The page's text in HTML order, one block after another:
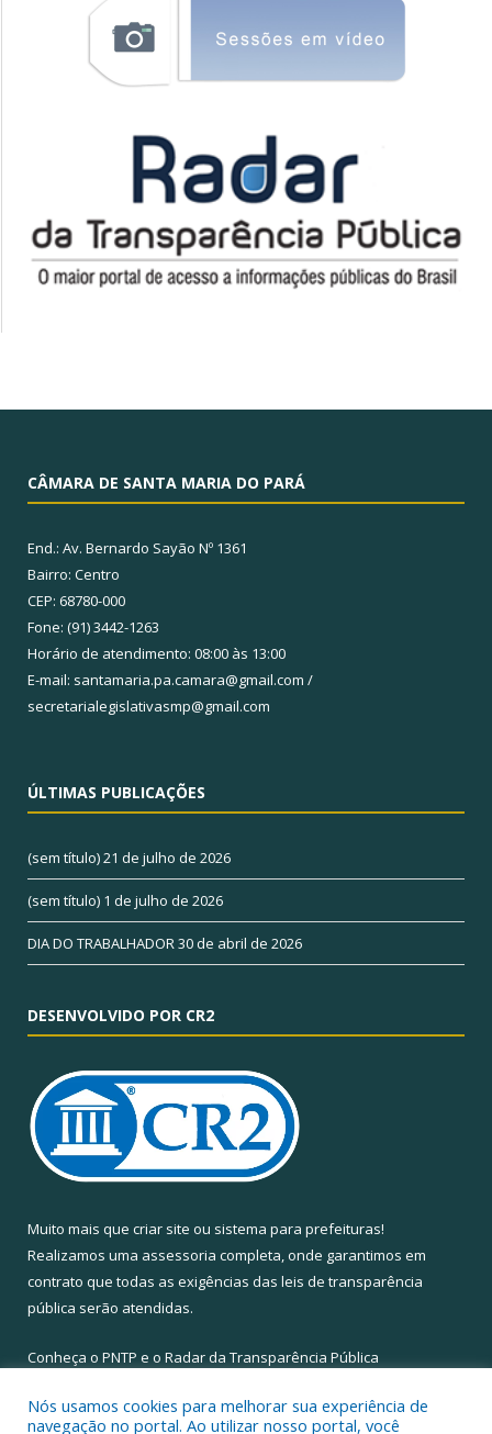
CÂMARA DE SANTA MARIA DO PARÁ
End.: Av. Bernardo Sayão Nº 1361
Bairro: Centro
CEP: 68780-000
Fone: (91) 3442-1263
Horário de atendimento: 08:00 às 13:00
E-mail: santamaria.pa.camara@gmail.com /
secretarialegislativasmp@gmail.com
ÚLTIMAS PUBLICAÇÕES
(sem título)21 de julho de 2026
(sem título) 1 de julho de 2026
DIA DO TRABALHADOR30 de abril de 2026
DESENVOLVIDO POR CR2
Muito mais que criar site ou sistema para prefeituras!
Realizamos uma assessoria completa, onde garantimos em
contrato que todas as exigências das leis de transparência
pública serão atendidas.
Conheça o PNTP e o Radar da Transparência Pública
Nós usamos cookies para melhorar sua experiência de
navegação no portal. Ao utilizar nosso portal, você